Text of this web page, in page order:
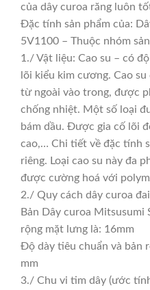
của dây curoa răng luôn
Đặc tính sản phẩm của:
5V1100 – Thuộc nhóm
1./ Vật liệu: Cao su – có
lõi kiểu kim cương. Cao
từ ngoài vào trong, được
chống nhiệt. Một số loại
bám dầu. Được gia cố lõi
cao,… Chi tiết về đặc tính
riêng. Loại cao su này đa
được cường hoá với
2./ Quy cách dây curoa
Bản Dây curoa Mitsusumi
rộng mặt lưng là: 16mm
Độ dày tiêu chuẩn và bản
mm
3./ Chu vi tim dây (ước